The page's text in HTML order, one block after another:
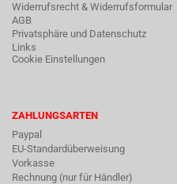
Widerrufsrecht & Widerrufsformular
AGB
Privatsphäre und Datenschutz
Links
Cookie Einstellungen
ZAHLUNGSARTEN
Paypal
EU-Standardüberweisung
Vorkasse
Rechnung (nur für Händler)